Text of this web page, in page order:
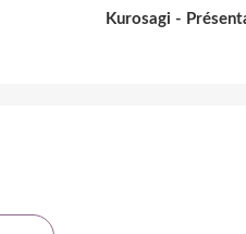
Kurosagi -